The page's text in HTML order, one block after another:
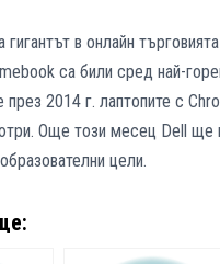
гигантът в онлайн
са били сред най-
2014 г. лаптопите с
Още този месец Dell ще
цели.